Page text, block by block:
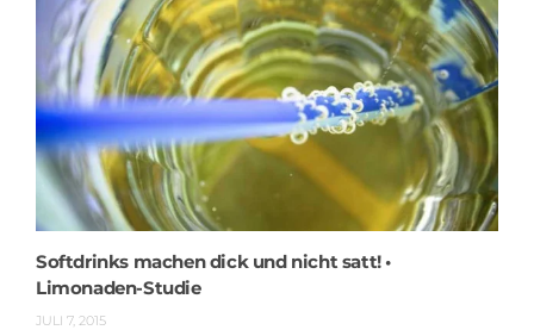
Softdrinks machen dick und nicht satt! •
Limonaden-Studie
JULI 7, 2015